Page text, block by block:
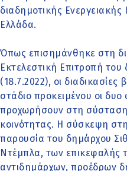
διαδημοτικής Ενεργειακής
Ελλάδα.
Όπως επισημάνθηκε στη
Εκτελεστική Επιτροπή του
(18.7.2022), οι διαδικασίες
στάδιο προκειμένου οι δυο
προχωρήσουν στη σύσταση
κοινότητας. Η σύσκεψη
παρουσία του δημάρχου
Ντέμπλα, των επικεφαλής
αντιδημάρχων, προέδρων